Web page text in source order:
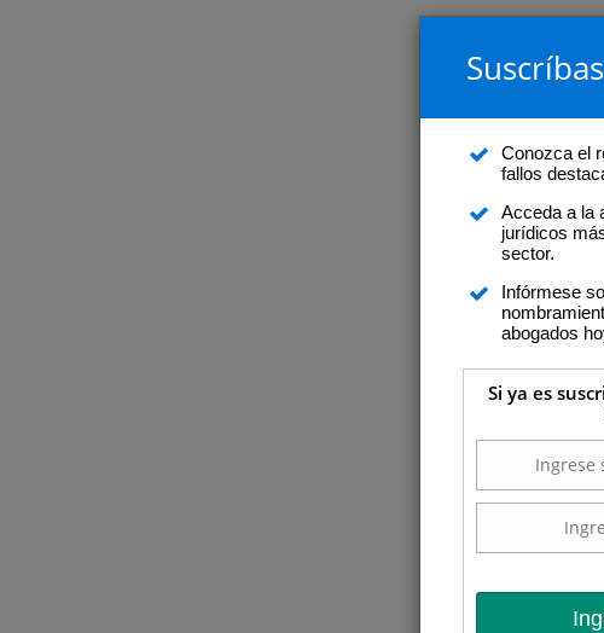
Conozca el
fallos
Acceda a la
jurídicos
sector.
Infórmese
abogados
Si ya es